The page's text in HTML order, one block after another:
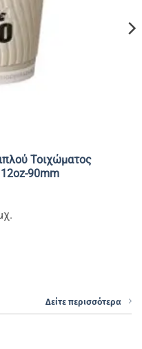
Τοιχώματος
90mm
Δείτε περισσότερα